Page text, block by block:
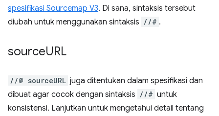
spesifikasi Sourcemap V3. Di sana, sintaksis tersebut
diubah untuk menggunakan sintaksis //# .
sourceURL
//@ sourceURL juga ditentukan dalam spesifikasi dan
dibuat agar cocok dengan sintaksis //# untuk
konsistensi. Lanjutkan untuk mengetahui detail tentang